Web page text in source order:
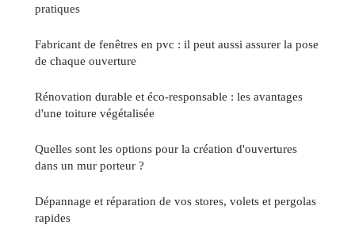
pratiques
Fabricant de fenêtres en pvc : il peut aussi assurer la pose
de chaque ouverture
Rénovation durable et éco-responsable : les avantages
d'une toiture végétalisée
Quelles sont les options pour la création d'ouvertures
dans un mur porteur ?
Dépannage et réparation de vos stores, volets et pergolas
rapides